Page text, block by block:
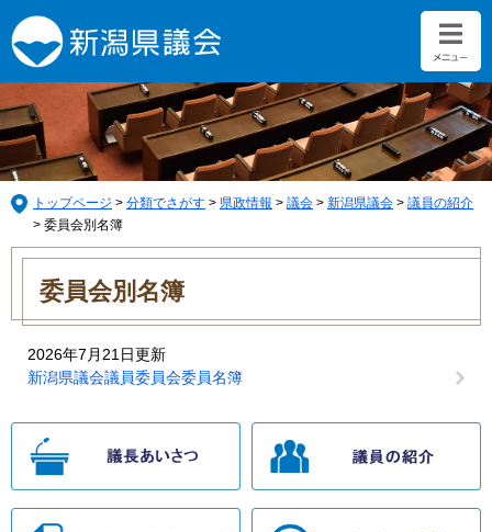
ー
ジ
の
先
頭
で
す。
ニ
ュ
ー
を
飛
ば
し
て
トップページ > 分類でさがす > 県政情報 > 議会 > 新潟県議会 > 議員の紹介
> 委員会別名簿
本
委員会別名簿
2026年7月21日更新
新潟県議会議員委員会委員名簿